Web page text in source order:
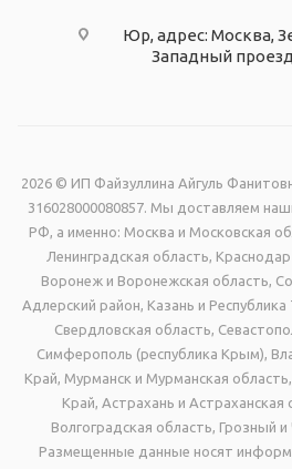
Юр, адрес: Москва,
Западный
2026 © ИП Файзуллина Айгуль
316028000080857. Мы доставляем
РФ, а именно: Москва и Московская
Ленинградская область,
Воронеж и Воронежская область,
Адлерский район, Казань и Республика
Свердловская область,
Симферополь (республика Крым),
Край, Мурманск и Мурманская
Край, Астрахань и Астраханская
Волгоградская область, Грозный и
Размещенные данные носят